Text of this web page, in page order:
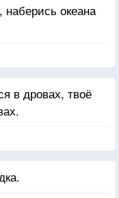
океана
в дровах, твоё